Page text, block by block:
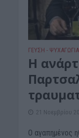
ΓΕΎΣΗ - ΨΥΧΑΓΩΓΊΑ
Η
21 Νοεμβρίου
Ο αγαπημένος